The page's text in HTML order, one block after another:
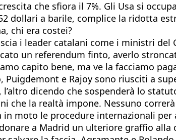
che sfiora il 7%. Gli Usa si
dollari a barile, complice la ridotta
chi era costei?
i leader catalani come i ministri
un referendum finto, averlo
capito bene, ma ve la facciamo
e Rajoy sono riusciti a
dicendo che sospenderà lo
che la realtà impone. Nessuno
in moto le procedure internazionali
a Madrid un ulteriore graffio